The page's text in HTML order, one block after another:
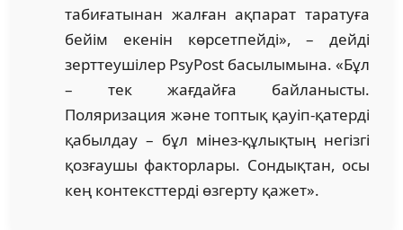
табиғатынан жалған ақпарат таратуға
бейім екенін көрсетпейді», – дейді
зерттеушілер PsyPost басылымына. «Бұл
– тек жағдайға байланысты.
Поляризация және топтық қауіп-қатерді
қабылдау – бұл мінез-құлықтың негізгі
қозғаушы факторлары. Сондықтан, осы
кең контексттерді өзгерту қажет».